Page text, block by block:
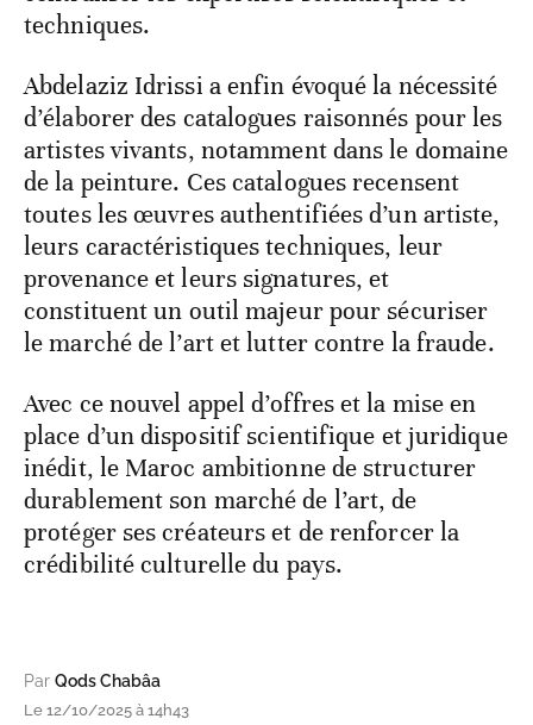
techniques.
Abdelaziz Idrissi a enfin évoqué la nécessité
d’élaborer des catalogues raisonnés pour les
artistes vivants, notamment dans le domaine
de la peinture. Ces catalogues recensent
toutes les œuvres authentifiées d’un artiste,
leurs caractéristiques techniques, leur
provenance et leurs signatures, et
constituent un outil majeur pour sécuriser
le marché de l’art et lutter contre la fraude.
Avec ce nouvel appel d’offres et la mise en
place d’un dispositif scientifique et juridique
inédit, le Maroc ambitionne de structurer
durablement son marché de l’art, de
protéger ses créateurs et de renforcer la
crédibilité culturelle du pays.
Par Qods Chabâa
Le 12/10/2025 à 14h43